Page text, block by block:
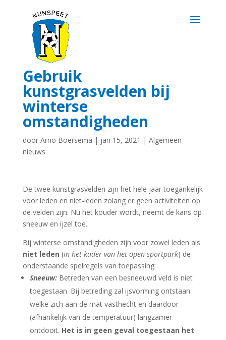
Gebruik
kunstgrasvelden bij
winterse
omstandigheden
door Arno Boersema | jan 15, 2021 | Algemeen
nieuws
De twee kunstgrasvelden zijn het hele jaar toegankelijk
voor leden en niet-leden zolang er geen activiteiten op
de velden zijn. Nu het kouder wordt, neemt de kans op
sneeuw en ijzel toe.
Bij winterse omstandigheden zijn voor zowel leden als
niet leden (in het kader van het open sportpark) de
onderstaande spelregels van toepassing:
Sneeuw: Betreden van een besneeuwd veld is niet
toegestaan. Bij betreding zal ijsvorming ontstaan
welke zich aan de mat vasthecht en daardoor
(afhankelijk van de temperatuur) langzamer
ontdooit. Het is in geen geval toegestaan het